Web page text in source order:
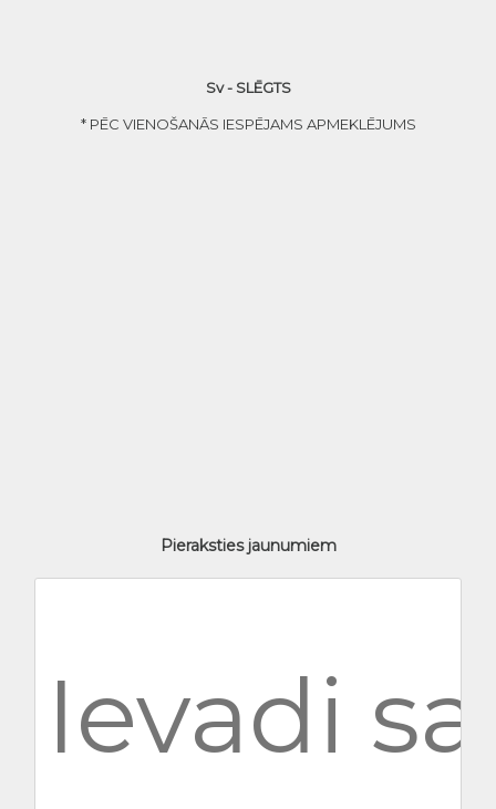
Sv - SLĒGTS
* PĒC VIENOŠANĀS IESPĒJAMS APMEKLĒJUMS
Pieraksties jaunumiem